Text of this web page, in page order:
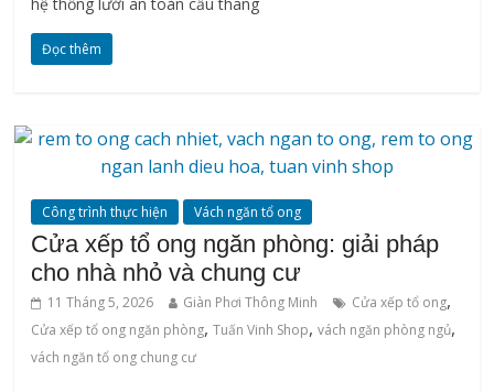
Đọc thêm
Công trình thực hiện Vách ngăn tổ ong
Cửa xếp tổ ong ngăn phòng: giải pháp
cho nhà nhỏ và chung cư
11 Tháng 5, 2026 Giàn Phơi Thông Minh Cửa xếp tổ ong,
Cửa xếp tổ ong ngăn phòng,Tuấn Vinh Shop,vách ngăn phòng ngủ,
vách ngăn tổ ong chung cư